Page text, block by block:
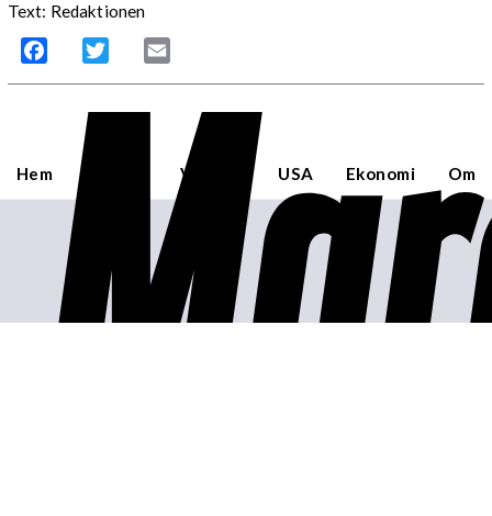
Text: Redaktionen
Facebook Twitter
Hem Världen USA Ekonomi Om